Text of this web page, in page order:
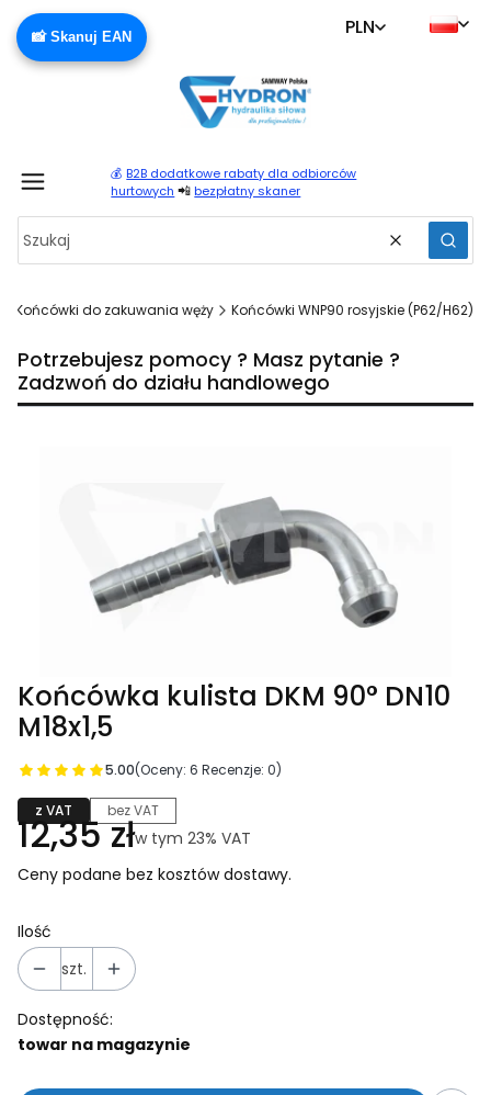
📸 Skanuj EAN PLN
💰 B2B dodatkowe rabaty dla odbiorców
hurtowych 📲 bezpłatny skaner
Wyczyść
Końcówki do zakuwania węży Końcówki WNP90 rosyjskie (P62/H62)
Potrzebujesz pomocy ? Masz pytanie ?
Zadzwoń do działu handlowego
Końcówka kulista DKM 90° DN10
M18x1,5
5.00(Oceny: 6 Recenzje: 0)
z VAT bez VAT
Cena
12,35 złw tym 23% VAT
w tym 23% VAT
Ceny podane bez kosztów dostawy.
Ilość
szt.
Dostępność:
towar na magazynie